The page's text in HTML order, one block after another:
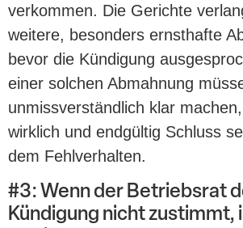
verkommen. Die Gerichte
weitere, besonders ernsthafte
bevor die Kündigung
einer solchen Abmahnung
unmissverständlich klar
wirklich und endgültig Schluss
dem Fehlverhalten.
#3: Wenn der Betriebsrat
Kündigung nicht zustimmt,